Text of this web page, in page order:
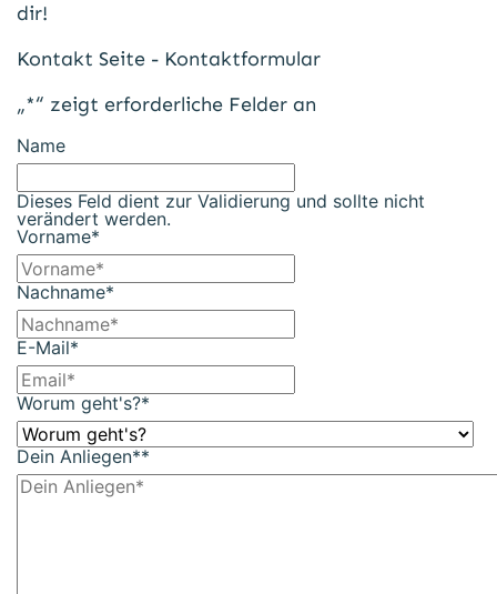
dir!
Kontakt Seite - Kontaktformular
„*“ zeigt erforderliche Felder an
Name
Dieses Feld dient zur Validierung und sollte nicht
verändert werden.
Vorname*
Nachname*
E-Mail*
Worum geht's?*
Dein Anliegen**